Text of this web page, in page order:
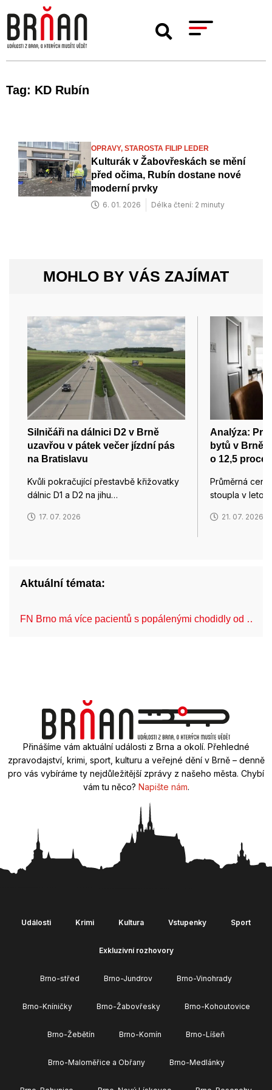
Tag: KD Rubín
OPRAVY, STAROSTA FILIP LEDER
Kulturák v Žabovřeskách se mění
před očima, Rubín dostane nové
moderní prvky
6. 01. 2026 Délka čtení: 2 minuty
MOHLO BY VÁS ZAJÍMAT
Silničáři na dálnici D2 v Brně
uzavřou v pátek večer jízdní pás
na Bratislavu
Kvůli pokračující přestavbě křižovatky
dálnic D1 a D2 na jihu…
17. 07. 2026
Analýza:
bytů v Brně
o 12,5
Průměrná
stoupla v
21. 07. 2026
Aktuální témata:
FN Brno má více pacientů s popálenými chodidly od …
Přinášíme vám aktuální události z Brna a okolí. Přehledné
zpravodajství, krimi, sport, kulturu a veřejné dění v Brně – denně
pro vás vybíráme ty nejdůležitější zprávy z našeho města. Chybí
vám tu něco? Napište nám.
Události Krimi Kultura Vstupenky Sport
Exkluzivní rozhovory
Brno-střed Brno-Jundrov Brno-Vinohrady
Brno-Kníničky Brno-Žabovřesky Brno-Kohoutovice
Brno-Žebětín Brno-Komín Brno-Líšeň
Brno-Maloměřice a Obřany Brno-Medlánky